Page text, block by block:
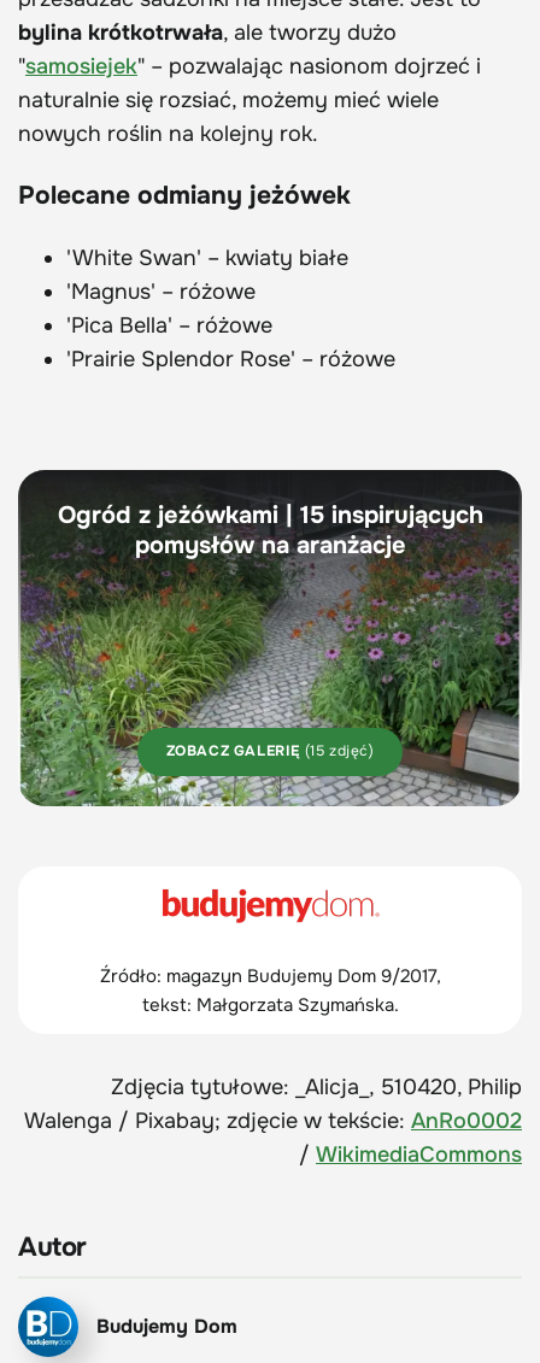
bylina krótkotrwała, ale tworzy dużo
"samosiejek" – pozwalając nasionom dojrzeć i
naturalnie się rozsiać, możemy mieć wiele
nowych roślin na kolejny rok.
Polecane odmiany jeżówek
'White Swan' – kwiaty białe
'Magnus' – różowe
'Pica Bella' – różowe
'Prairie Splendor Rose' – różowe
Ogród z jeżówkami | 15 inspirujących
pomysłów na aranżacje
ZOBACZ GALERIĘ (15 zdjęć)
Źródło: magazyn Budujemy Dom 9/2017,
tekst: Małgorzata Szymańska.
Zdjęcia tytułowe: _Alicja_, 510420, Philip
Walenga / Pixabay; zdjęcie w tekście: AnRo0002
/ WikimediaCommons
Autor
Budujemy Dom